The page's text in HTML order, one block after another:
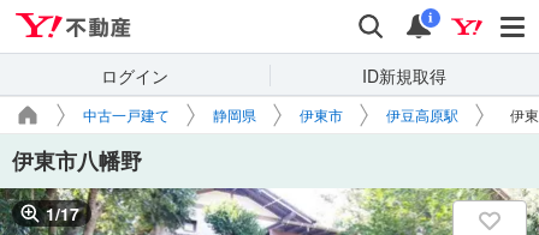
検索 通知
i
ログイン ID新規取得
中古一戸建て 静岡県 伊東市 伊豆高原駅 伊
伊東市八幡野
1/17